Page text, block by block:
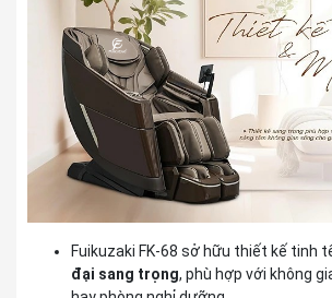
Fuikuzaki FK-68 sở hữu thiết kế tinh
đại sang trọng, phù hợp với không